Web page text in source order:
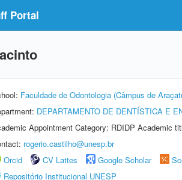
Portal
Faculdade de Odontologia (Câmpus de
DEPARTAMENTO DE DENTÍSTICA E
Appointment Category: RDIDP Academic
rogerio.castilho@unesp.br
Orcid
CV Lattes Google Scholar
Repositório Institucional UNESP